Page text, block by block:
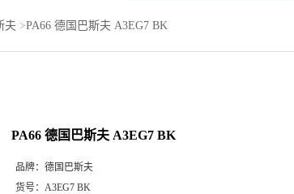
夫 >PA66 德国巴斯夫 A3EG7 BK
PA66 德国巴斯夫 A3EG7 BK
品牌： 德国巴斯夫
货号： A3EG7 BK